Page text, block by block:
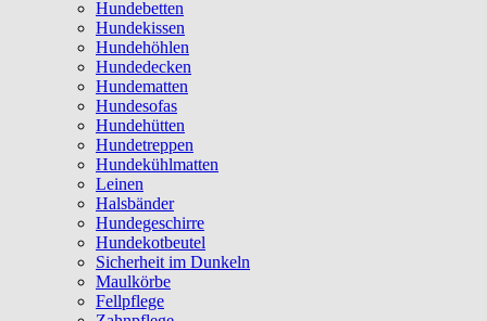
Hundebetten
Hundekissen
Hundehöhlen
Hundedecken
Hundematten
Hundesofas
Hundehütten
Hundetreppen
Hundekühlmatten
Leinen
Halsbänder
Hundegeschirre
Hundekotbeutel
Sicherheit im Dunkeln
Maulkörbe
Fellpflege